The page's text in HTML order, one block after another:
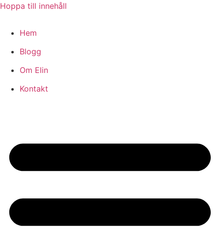
Hoppa till innehåll
Hem
Blogg
Om Elin
Kontakt